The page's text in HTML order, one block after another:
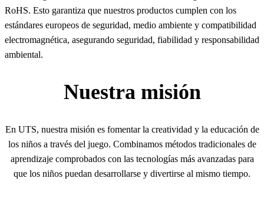
RoHS. Esto garantiza que nuestros productos cumplen con los
estándares europeos de seguridad, medio ambiente y compatibilidad
electromagnética, asegurando seguridad, fiabilidad y responsabilidad
ambiental.
Nuestra misión
En UTS, nuestra misión es fomentar la creatividad y la educación de
los niños a través del juego. Combinamos métodos tradicionales de
aprendizaje comprobados con las tecnologías más avanzadas para
que los niños puedan desarrollarse y divertirse al mismo tiempo.